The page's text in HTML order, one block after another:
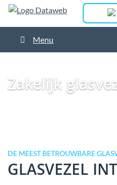
Menu
Zakelijk
DE MEEST BETROUWBARE
GLASVEZEL